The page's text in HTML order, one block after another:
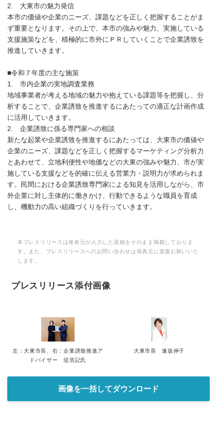
2. 大東市の魅力発信
本市の価値や企業のニーズ、課題などを正しく把握することがま
ず重要となります。その上で、本市の強みや魅力、実施している
支援施策などを、積極的に市外にＰＲしていくことで企業誘致を
推進していきます。
■令和７年度の主な施策
1. 市内企業の実地調査業務
地域事業者が考える地域の魅力や抱えている課題等を把握し、分
析することで、企業誘致を推進するにあたっての適正な計画作成
に活用していきます。
2. 企業誘致に係る専門家への相談
新たな起業や企業誘致を推進するにあたっては、大東市の価値や
企業のニーズ、課題などを正しく把握するマーケティング分析力
とあわせて、立地利便性や地価などの大東の強みや魅力、市が実
施している支援などを的確に伝える営業力・説明力が求められま
す。民間における企業誘致専門家による知見を活用しながら、市
外企業に対し主体的に働きかけ、行動できるような職員を育成
し、機動力の高い組織づくりを行っていきます。
本プレスリリースは発表元が入力した原稿をそのまま掲載しておりま
す。また、プレスリリースへのお問い合わせは発表元に直接お願いいた
します。
プレスリリース添付画像
左：大東市長、右：企業誘致推進ア
ドバイザー 堤浩記氏
大東市長 逢坂伸子
画像を一括してダウンロード